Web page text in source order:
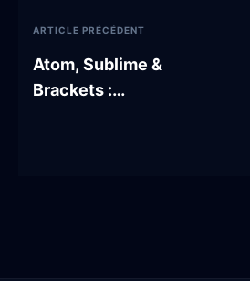
ARTICLE PRÉCÉDENT
Atom, Sublime &
Brackets :